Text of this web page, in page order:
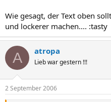
Wie gesagt, der Text oben
und lockerer machen.... :tasty
A atropa
Lieb war gestern !!!
2 September 2006